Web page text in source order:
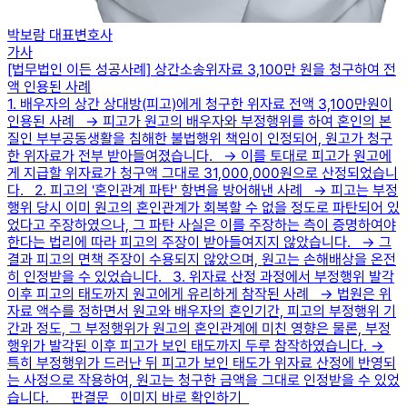
박보람 대표변호사
가사
[법무법인 이든 성공사례] 상간소송위자료 3,100만 원을 청구하여 전
액 인용된 사례
1. 배우자의 상간 상대방(피고)에게 청구한 위자료 전액 3,100만원이
인용된 사례 → 피고가 원고의 배우자와 부정행위를 하여 혼인의 본
질인 부부공동생활을 침해한 불법행위 책임이 인정되어, 원고가 청구
한 위자료가 전부 받아들여졌습니다. → 이를 토대로 피고가 원고에
게 지급할 위자료가 청구액 그대로 31,000,000원으로 산정되었습니
다. 2. 피고의 '혼인관계 파탄' 항변을 방어해낸 사례 → 피고는 부정
행위 당시 이미 원고의 혼인관계가 회복할 수 없을 정도로 파탄되어 있
었다고 주장하였으나, 그 파탄 사실은 이를 주장하는 측이 증명하여야
한다는 법리에 따라 피고의 주장이 받아들여지지 않았습니다. → 그
결과 피고의 면책 주장이 수용되지 않았으며, 원고는 손해배상을 온전
히 인정받을 수 있었습니다. 3. 위자료 산정 과정에서 부정행위 발각
이후 피고의 태도까지 원고에게 유리하게 참작된 사례 → 법원은 위
자료 액수를 정하면서 원고와 배우자의 혼인기간, 피고의 부정행위 기
간과 정도, 그 부정행위가 원고의 혼인관계에 미친 영향은 물론, 부정
행위가 발각된 이후 피고가 보인 태도까지 두루 참작하였습니다. →
특히 부정행위가 드러난 뒤 피고가 보인 태도가 위자료 산정에 반영되
는 사정으로 작용하여, 원고는 청구한 금액을 그대로 인정받을 수 있었
습니다. 판결문 이미지 바로 확인하기